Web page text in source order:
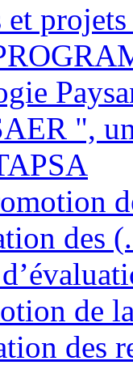
et
",
des
de
des